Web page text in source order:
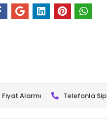
Fiyat Alarmı Telefonla